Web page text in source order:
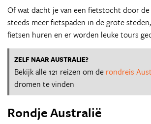
Of wat dacht je van een fietstocht door de
steeds meer fietspaden in de grote
fietsen huren en er worden leuke tours
ZELF NAAR AUSTRALIE?
Bekijk alle 121 reizen om de rondreis
dromen te vinden
Rondje Australië